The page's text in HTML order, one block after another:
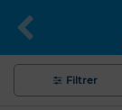
Filtrer